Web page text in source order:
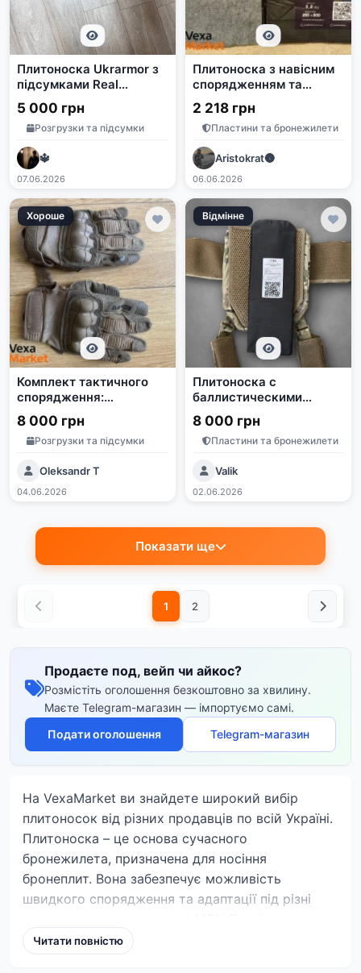
Плитоноска Ukrarmor з
підсумками Real
Defence
5 000 грн
Розгрузки та підсумки
🔱
07.06.2026
Плитоноска з навісним
спорядженням та
рюкзаком
2 218 грн
Пластини та бронежилети
Aristokrat🌚
06.06.2026
Хороше
Комплект тактичного
спорядження:
плитоноска M-Tac,
плити Арсенал
Патріота, рукавички
8 000 грн
Розгрузки та підсумки
Oleksandr T
04.06.2026
Відмінне
Плитоноска с
баллистическими
пакетами и
утилитарным
подсумком
8 000 грн
Пластини та бронежилети
Valik
02.06.2026
Показати ще
1 2
Продаєте под, вейп чи айкос?
Розмістіть оголошення безкоштовно за хвилину.
Маєте Telegram-магазин — імпортуємо самі.
Подати оголошення
Telegram-магазин
На VexaMarket ви знайдете широкий вибір
плитоносок від різних продавців по всій Україні.
Плитоноска – це основа сучасного
бронежилета, призначена для носіння
бронеплит. Вона забезпечує можливість
швидкого спорядження та адаптації під різні
кріпленням. На сторінці представлені
оголошення з різними моделями плитоносок,
Читати повністю